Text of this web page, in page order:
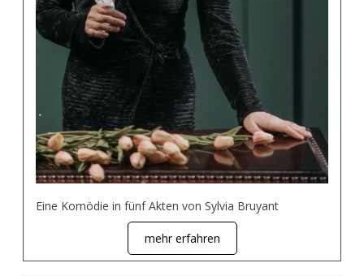
Eine Komödie in fünf Akten von Sylvia Bruyant
mehr erfahren